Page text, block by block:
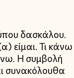
δασκάλου.
είμαι. Τι κάνω
Η συμβολή
συνακόλουθα